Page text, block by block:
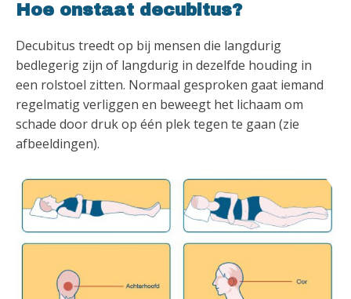
Hoe onstaat decubitus?
Decubitus treedt op bij mensen die langdurig
bedlegerig zijn of langdurig in dezelfde houding in
een rolstoel zitten. Normaal gesproken gaat iemand
regelmatig verliggen en beweegt het lichaam om
schade door druk op één plek tegen te gaan (zie
afbeeldingen).